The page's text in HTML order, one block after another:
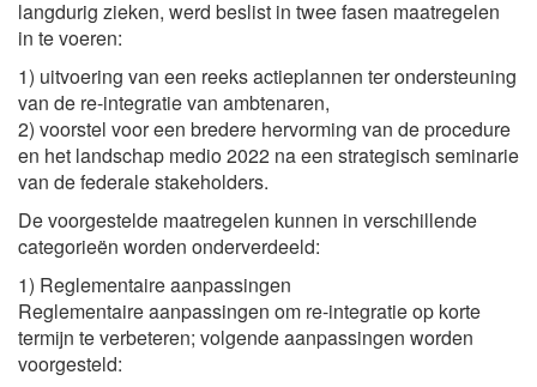
langdurig zieken, werd beslist in twee fasen maatregelen
in te voeren:
1) uitvoering van een reeks actieplannen ter ondersteuning
van de re-integratie van ambtenaren,
2) voorstel voor een bredere hervorming van de procedure
en het landschap medio 2022 na een strategisch seminarie
van de federale stakeholders.
De voorgestelde maatregelen kunnen in verschillende
categorieën worden onderverdeeld:
1) Reglementaire aanpassingen
Reglementaire aanpassingen om re-integratie op korte
termijn te verbeteren; volgende aanpassingen worden
voorgesteld: